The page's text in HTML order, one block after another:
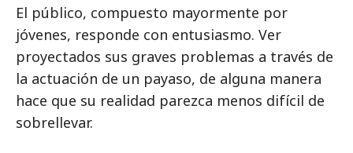
El público, compuesto mayormente por
jóvenes, responde con entusiasmo. Ver
proyectados sus graves problemas a través de
la actuación de un payaso, de alguna manera
hace que su realidad parezca menos difícil de
sobrellevar.